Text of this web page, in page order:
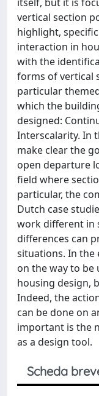
vertical section
highlight,
interaction in
with the
forms of vertical
particular
which the
designed:
Interscalarity. In
make clear the
open departure
field where
particular, the
Dutch case
work different in
differences can
situations. In the
on the way to
housing design,
Indeed, the
can be done on
important is the
as a design tool.
Scheda